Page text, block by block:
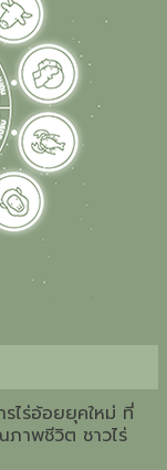
ไร่อ้อยยุคใหม่ ที่
าพชีวิต ชาวไร่